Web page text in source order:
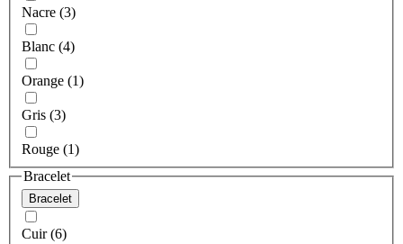
Nacre (3)
Blanc (4)
Orange (1)
Gris (3)
Rouge (1)
Bracelet
Bracelet
Cuir (6)